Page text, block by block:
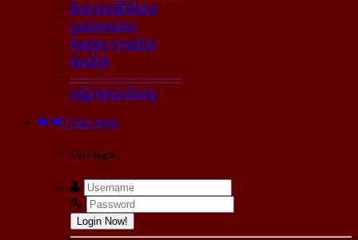
ជ័យគ្រតធ្វើព័ត៌មាន
ប្រលោមលោក
កំណាព្យ កម្រងកែវ
សំណើច
----------------------------
បណ្ដុំអត្ថបទកំសាន្ដ
User login
User login
Login Now!